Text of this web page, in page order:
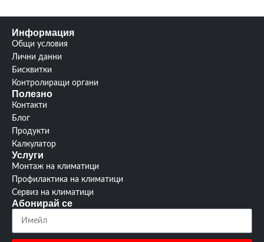
3
Ръководство:
3
Информация
Общи условия
Лични данни
Бисквитки
Контролиращи органи
Полезно
Контакти
Блог
Продукти
Калкулатор
Услуги
Монтаж на климатици
Профилактика на климатици
Сервиз на климатици
Абонирай се